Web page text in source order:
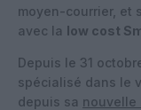
moyen-courrier, et
avec la low cost
Depuis le 31
spécialisé dans le
depuis sa nouvelle